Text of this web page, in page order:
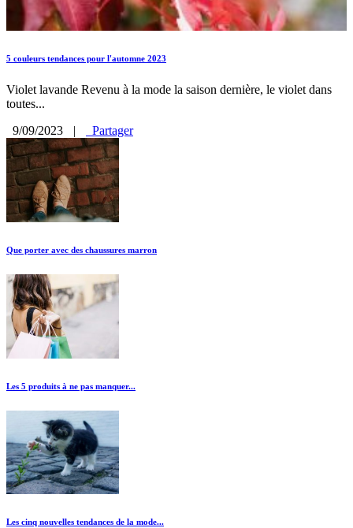
5 couleurs tendances pour l'automne 2023
Violet lavande Revenu à la mode la saison dernière, le violet dans
toutes...
9/09/2023
| Partager
Que porter avec des chaussures marron
Les 5 produits à ne pas manquer...
Les cinq nouvelles tendances de la mode...